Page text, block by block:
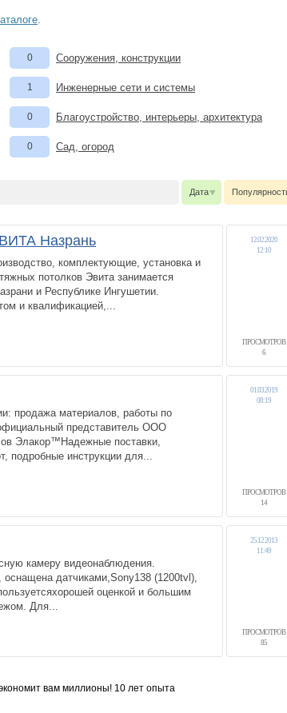
.
0 Сооружения, конструкции
1 Инженерные сети и системы
0 Благоустройство, интерьеры, архитектура
0 Сад, огород
Дата
Назрань
комплектующие, установка и
потолков Эвита занимается
и Республике Ингушетии.
и квалификацией,...
ПРОСМОТРОВ
6
12.02.2020
12:10
продажа материалов, работы по
представитель ООО
Элакор™Надежные поставки,
подробные инструкции для...
ПРОСМОТРОВ
14
01.03.2019
08:19
камеру видеонаблюдения.
датчиками,Sony138 (1200tvl),
оценкой и большим
Для...
ПРОСМОТРОВ
85
25.12.2013
11:49
вам миллионы! 10 лет опыта